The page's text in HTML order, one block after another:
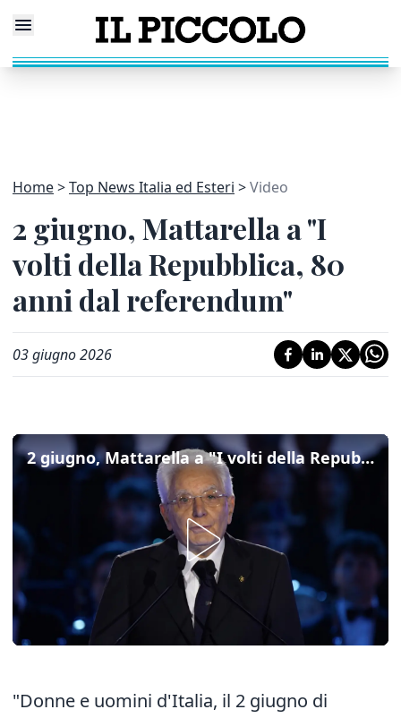
Home Top News Italia ed Esteri Video
2 giugno, Mattarella a "I
volti della Repubblica, 80
anni dal referendum"
03 giugno 2026
2 giugno, Mattarella a "I volti della Repubblica, 80 anni dal referendum"
"Donne e uomini d'Italia, il 2 giugno di